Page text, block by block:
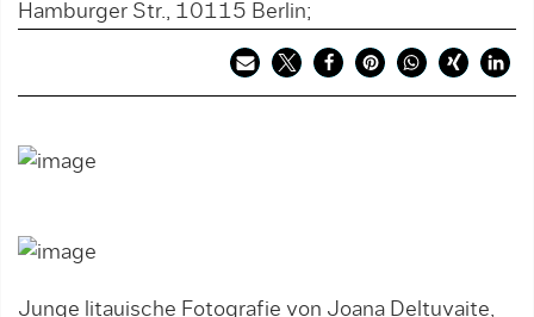
Hamburger Str., 10115 Berlin;
Junge litauische Fotografie von Joana Deltuvaite,